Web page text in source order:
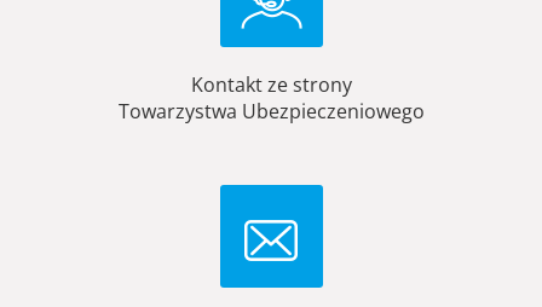
Kontakt ze strony
Towarzystwa Ubezpieczeniowego